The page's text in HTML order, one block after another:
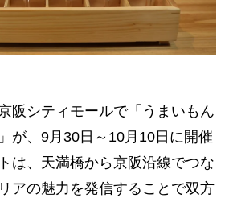
阪シティモールで「うまいもん
が、9月30日～10月10日に開催
は、天満橋から京阪沿線でつな
アの魅力を発信することで双方